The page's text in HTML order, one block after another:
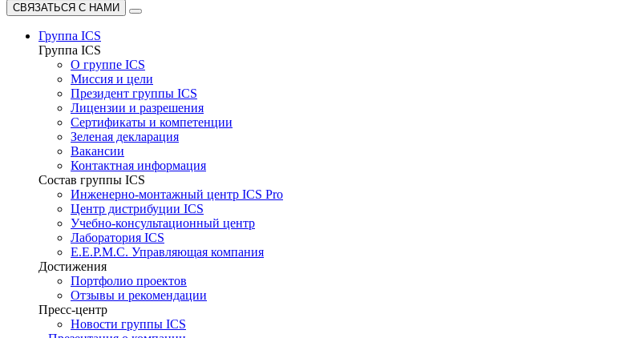
СВЯЗАТЬСЯ С НАМИ
Группа ICS
Группа ICS
О группе ICS
Миссия и цели
Президент группы ICS
Лицензии и разрешения
Сертификаты и компетенции
Зеленая декларация
Вакансии
Контактная информация
Состав группы ICS
Инженерно-монтажный центр ICS Pro
Центр дистрибуции ICS
Учебно-консультационный центр
Лаборатория ICS
E.E.P.M.C. Управляющая компания
Достижения
Портфолио проектов
Отзывы и рекомендации
Пресс-центр
Новости группы ICS